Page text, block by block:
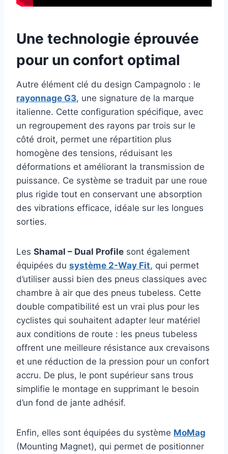
Une technologie éprouvée
pour un confort optimal
Autre élément clé du design Campagnolo : le
rayonnage G3, une signature de la marque
italienne. Cette configuration spécifique, avec
un regroupement des rayons par trois sur le
côté droit, permet une répartition plus
homogène des tensions, réduisant les
déformations et améliorant la transmission de
puissance. Ce système se traduit par une roue
plus rigide tout en conservant une absorption
des vibrations efficace, idéale sur les longues
sorties.
Les Shamal – Dual Profile sont également
équipées du système 2-Way Fit, qui permet
d’utiliser aussi bien des pneus classiques avec
chambre à air que des pneus tubeless. Cette
double compatibilité est un vrai plus pour les
cyclistes qui souhaitent adapter leur matériel
aux conditions de route : les pneus tubeless
offrent une meilleure résistance aux crevaisons
et une réduction de la pression pour un confort
accru. De plus, le pont supérieur sans trous
simplifie le montage en supprimant le besoin
d’un fond de jante adhésif.
Enfin, elles sont équipées du système MoMag
(Mounting Magnet), qui permet de positionner